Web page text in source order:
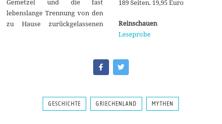
Gemetzel und die fast
lebenslange Trennung von den
zu Hause zurückgelassenen
189 Seiten. 19,95 Euro
Reinschauen
Leseprobe
GESCHICHTE GRIECHENLAND MYTHEN